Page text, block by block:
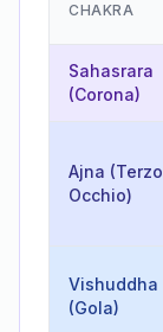
CHAKRA
Sahasrara
(Corona)
Ajna (Terzo
Occhio)
Vishuddha
(Gola)